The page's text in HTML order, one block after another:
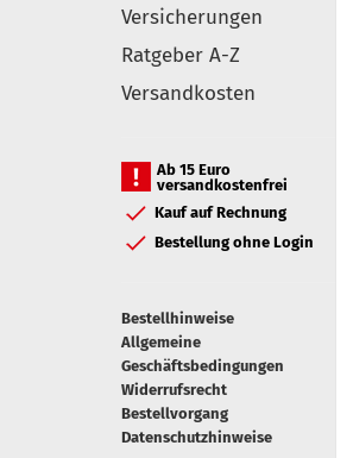
Versicherungen
Ratgeber A-Z
Versandkosten
Ab 15 Euro
versandkostenfrei
Kauf auf Rechnung
Bestellung ohne Login
Bestellhinweise
Allgemeine
Geschäftsbedingungen
Widerrufsrecht
Bestellvorgang
Datenschutzhinweise